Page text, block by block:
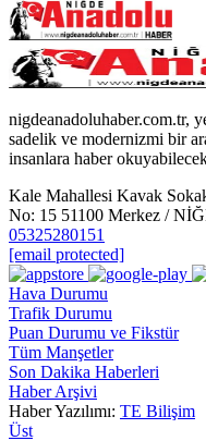
nigdeanadoluhaber.com.tr,
sadelik ve modernizmi bir
insanlara haber
Kale Mahallesi Kavak
No: 15 51100 Merkez /
05325280151
[email protected]
Hava Durumu
Trafik Durumu
Puan Durumu ve Fikstür
Tüm Manşetler
Son Dakika Haberleri
Haber Arşivi
Haber Yazılımı: TE Bilişim
Üst